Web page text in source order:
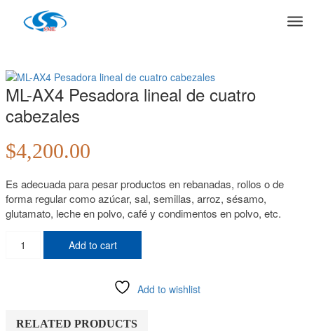
ML-AX4 Pesadora lineal de cuatro
cabezales
$4,200.00
Es adecuada para pesar productos en rebanadas, rollos o de
forma regular como azúcar, sal, semillas, arroz, sésamo,
glutamato, leche en polvo, café y condimentos en polvo, etc.
AX4
cabezales
Add to cart
Add to wishlist
RELATED PRODUCTS